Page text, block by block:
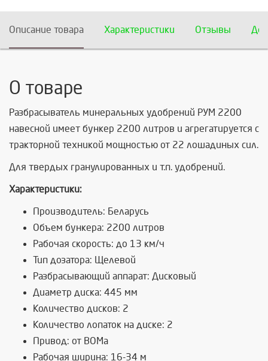
Описание товара Характеристики Отзывы
О товаре
Разбрасыватель минеральных удобрений РУМ 2200
навесной имеет бункер 2200 литров и агрегатируется с
тракторной техникой мощностью от 22 лошадиных сил.
Для твердых гранулированных и т.п. удобрений.
Характеристики:
Производитель: Беларусь
Объем бункера: 2200 литров
Рабочая скорость: до 13 км/ч
Тип дозатора: Щелевой
Разбрасывающий аппарат: Дисковый
Диаметр диска: 445 мм
Количество дисков: 2
Количество лопаток на диске: 2
Привод: от ВОМа
Рабочая ширина: 16-34 м